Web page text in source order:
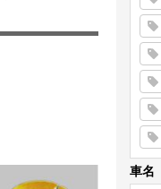
車名